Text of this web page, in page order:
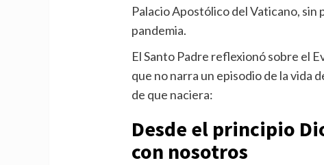
Palacio Apostólico del Vaticano, sin
pandemia.
El Santo Padre reflexionó sobre el
que no narra un episodio de la vida
de que naciera:
Desde el principio
con nosotros